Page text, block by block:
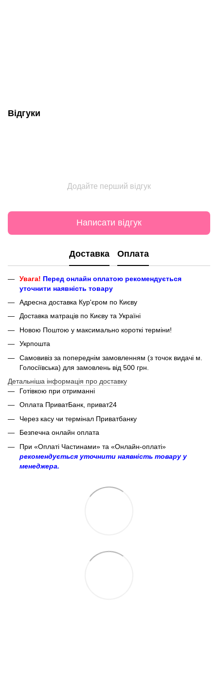
Відгуки
Додайте перший відгук
Написати відгук
Доставка Оплата
Увага! Перед онлайн оплатою рекомендується
уточнити наявність товару
Адресна доставка Кур'єром по Києву
Доставка матраців по Києву та Україні
Новою Поштою у максимально короткі терміни!
Укрпошта
Самовивіз за попереднім замовленням (з точок видачі м.
Голосіївська) для замовлень від 500 грн.
Детальніша інформація про доставку
Готівкою при отриманні
Оплата ПриватБанк, приват24
Через касу чи термінал Приватбанку
Безпечна онлайн оплата
При «Оплаті Частинами» та «Онлайн-оплаті»
рекомендується уточнити наявність товару у
менеджера.